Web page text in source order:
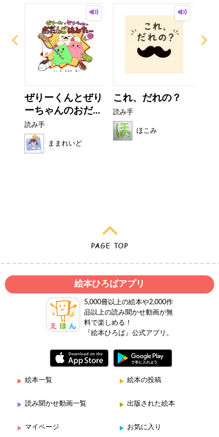
ぜりーくんとぜり
ーちゃんのおだ...
読み手
ままれいど
これ、だれの？
読み手
ほこみ
絵本ひろばアプリ
5,000冊以上の絵本や2,000作
品以上の読み聞かせ動画が無
料で楽しめる！
『絵本ひろば』公式アプリ。
絵本一覧 絵本の投稿
読み聞かせ動画一覧 出版された絵本
マイページ お気に入り